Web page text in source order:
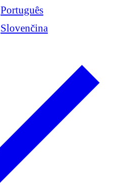
Português
Slovenčina